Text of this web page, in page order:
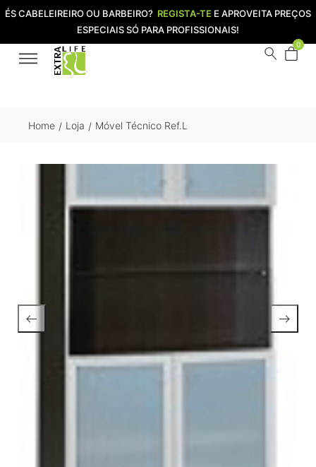
ÉS CABELEIREIRO OU BARBEIRO? REGISTA-TE E APROVEITA PREÇOS
ESPECIAIS SÓ PARA PROFISSIONAIS!
0
Home / Loja / Móvel Técnico Ref.L